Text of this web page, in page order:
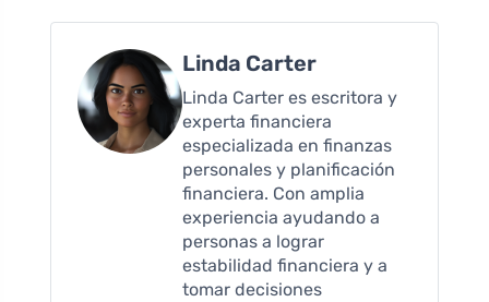
Linda Carter
Linda Carter es escritora y
experta financiera
especializada en finanzas
personales y planificación
financiera. Con amplia
experiencia ayudando a
personas a lograr
estabilidad financiera y a
tomar decisiones